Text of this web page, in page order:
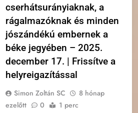
cserhátsurányiaknak, a
rágalmazóknak és minden
jószándékú embernek a
béke jegyében – 2025.
december 17. | Frissítve a
helyreigazítással
Simon Zoltán SC
8 hónap
ezelőtt
0 1 perc